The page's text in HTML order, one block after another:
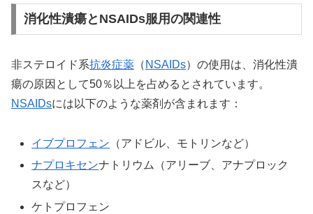
消化性潰瘍とNSAIDs服用の関連性
非ステロイド系抗炎症薬 （ NSAIDs）の使用は、消化性潰
瘍の原因として50％以上を占めるとされています。
NSAIDsには以下のような薬剤が含まれます：
イブプロフェン （アドビル、モトリンなど）
ナプロキセンナトリウム（アリーブ、アナプロック
スなど）
ケトプロフェン